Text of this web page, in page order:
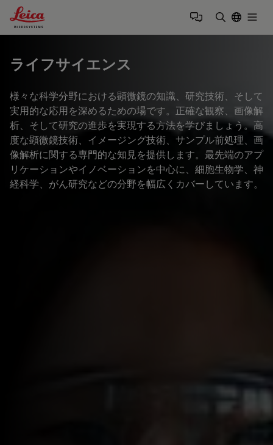
Leica Microsystems Logo
ライフサイエンス
様々な科学分野における顕微鏡の知識、研究技術、そして
実用的な応用を深めるための場です。正確な観察、画像解
析、そして研究の進歩を実現する方法を学びましょう。高
度な顕微鏡技術、イメージング技術、サンプル前処理、画
像解析に関する専門的な知見を提供します。最先端のアプ
リケーションやイノベーションを中心に、細胞生物学、神
経科学、がん研究などの分野を幅広くカバーしています。